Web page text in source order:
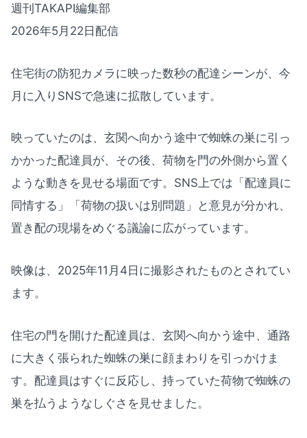
週刊TAKAPI編集部
2026年5月22日配信
住宅街の防犯カメラに映った数秒の配達シーンが、今
月に入りSNSで急速に拡散しています。
映っていたのは、玄関へ向かう途中で蜘蛛の巣に引っ
かかった配達員が、その後、荷物を門の外側から置く
ような動きを見せる場面です。SNS上では「配達員に
同情する」「荷物の扱いは別問題」と意見が分かれ、
置き配の現場をめぐる議論に広がっています。
映像は、2025年11月4日に撮影されたものとされてい
ます。
住宅の門を開けた配達員は、玄関へ向かう途中、通路
に大きく張られた蜘蛛の巣に顔まわりを引っかけま
す。配達員はすぐに反応し、持っていた荷物で蜘蛛の
巣を払うようなしぐさを見せました。